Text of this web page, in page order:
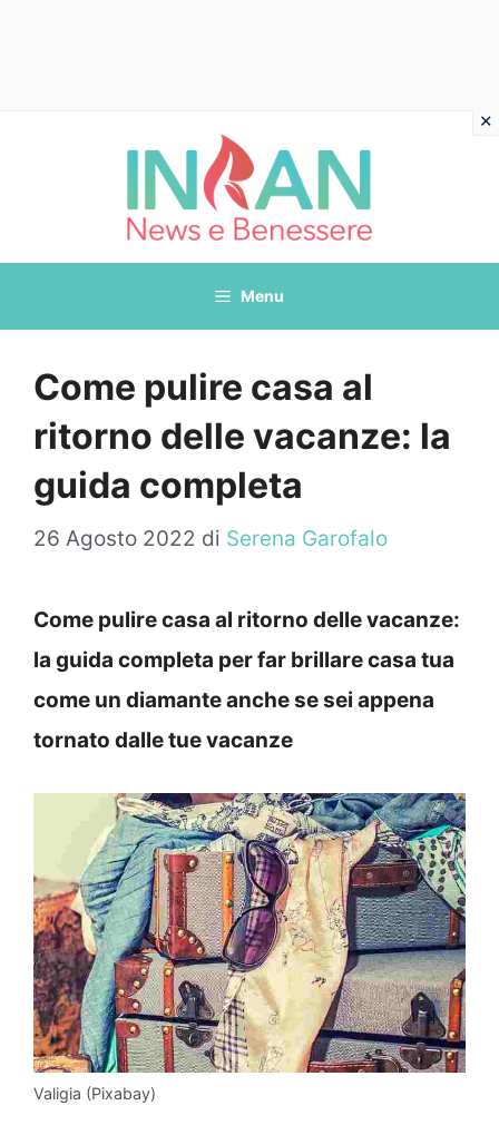
Menu
Come pulire casa al
ritorno delle vacanze: la
guida completa
26 Agosto 2022 di Serena Garofalo
Come pulire casa al ritorno delle vacanze:
la guida completa per far brillare casa tua
come un diamante anche se sei appena
tornato dalle tue vacanze
Valigia (Pixabay)